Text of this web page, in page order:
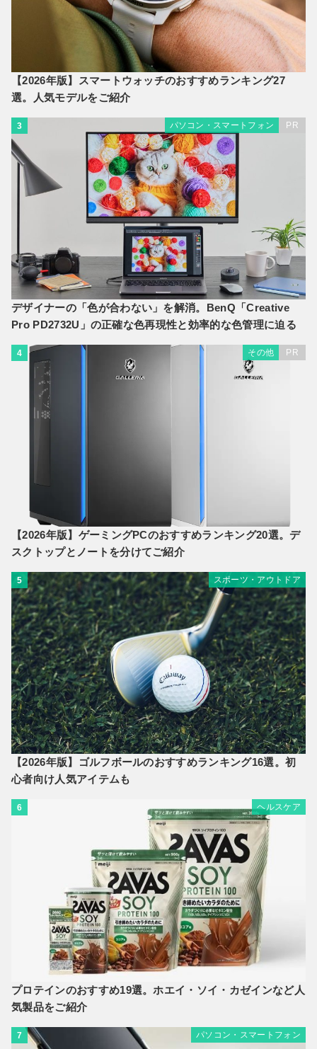
【2026年版】スマートウォッチのおすすめランキング27
選。人気モデルをご紹介
3 パソコン・スマートフォン PR
デザイナーの「色が合わない」を解消。BenQ「Creative
Pro PD2732U」の正確な色再現性と効率的な色管理に迫る
4 その他 PR
【2026年版】ゲーミングPCのおすすめランキング20選。デ
スクトップとノートを分けてご紹介
5 スポーツ・アウトドア
【2026年版】ゴルフボールのおすすめランキング16選。初
心者向け人気アイテムも
6 ヘルスケア
プロテインのおすすめ19選。ホエイ・ソイ・カゼインなど人
気製品をご紹介
7 パソコン・スマートフォン